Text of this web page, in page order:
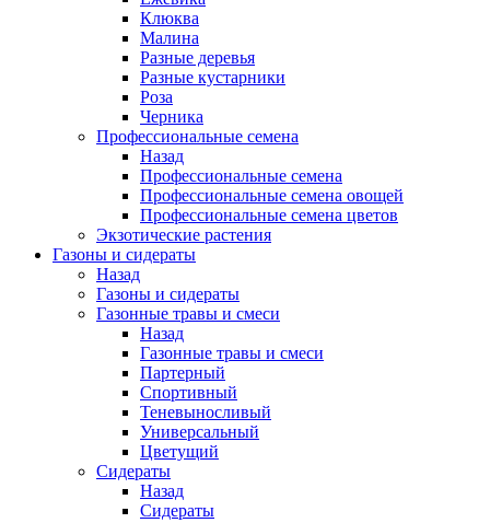
Клюква
Малина
Разные деревья
Разные кустарники
Роза
Черника
Профессиональные семена
Назад
Профессиональные семена
Профессиональные семена овощей
Профессиональные семена цветов
Экзотические растения
Газоны и сидераты
Назад
Газоны и сидераты
Газонные травы и смеси
Назад
Газонные травы и смеси
Партерный
Спортивный
Теневыносливый
Универсальный
Цветущий
Сидераты
Назад
Сидераты